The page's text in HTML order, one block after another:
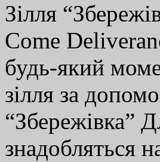
Зілля
Come
будь-який
зілля за
“Збережівка”
знадобляться